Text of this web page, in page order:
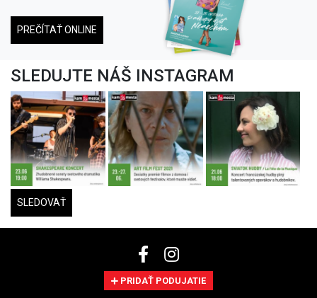
PREČÍTAŤ ONLINE
SLEDUJTE NÁŠ INSTAGRAM
SLEDOVAŤ
PRIDAŤ PODUJATIE